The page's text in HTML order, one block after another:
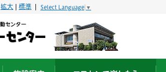
拡大 標準 Select Language ▼